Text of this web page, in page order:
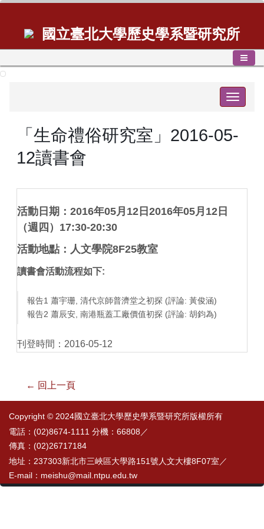
國立臺北大學歷史學系暨研究所
Toggle
「生命禮俗研究室」2016-05-
12讀書會
活動日期：2016年05月12日2016年05月12日
（週四）17:30-20:30
活動地點：人文學院8F25教室
讀書會活動流程如下:
報告1 蕭宇珊, 清代京師普濟堂之初探 (評論: 黃俊涵)
報告2 蕭辰安, 南港瓶蓋工廠價值初探 (評論: 胡鈞為)
刊登時間：2016-05-12
← 回上一頁
Copyright © 2024國立臺北大學歷史學系暨研究所版權所有
電話：(02)8674-1111 分機：66808／
傳真：(02)26717184
地址：237303新北市三峽區大學路151號人文大樓8F07室／
E-mail：meishu@mail.ntpu.edu.tw